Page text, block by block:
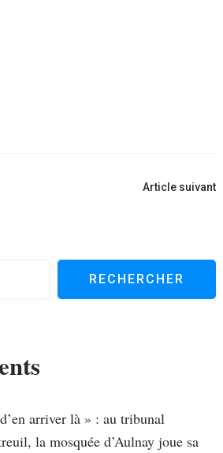
Article suivant
RECHERCHER
arriver là » : au tribunal
la mosquée d’Aulnay joue sa